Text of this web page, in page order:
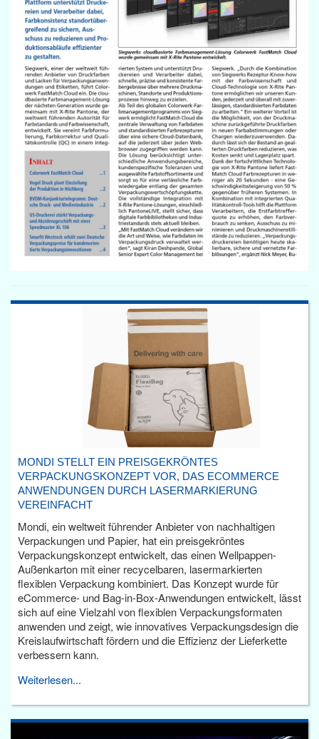
MONDI STELLT EIN PREISGEKRÖNTES
VERPACKUNGSKONZEPT VOR, DAS ECOMMERCE
ANWENDUNGEN DURCH LASERMARKIERUNG
VEREINFACHT
Mondi, ein weltweit führender Anbieter von nachhaltigen
Verpackungen und Papier, hat ein preisgekröntes
Verpackungskonzept entwickelt, das einen Wellpappen-
Außenkarton mit einer recycelbaren, lasermarkierten
flexiblen Verpackung kombiniert. Das Konzept wurde für
eCommerce- und Bag-in-Box-Anwendungen entwickelt, lässt
sich auf eine Vielzahl von flexiblen Verpackungsformaten
anwenden und zeigt, wie innovatives Verpackungsdesign die
Kreislaufwirtschaft fördern und die Effizienz der Lieferkette
verbessern kann.
Weiterlesen...